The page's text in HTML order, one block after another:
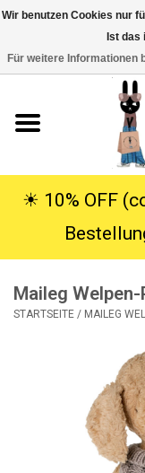
Kuscheltiere
SALE
☀︎ 10% OFF
Maileg
STARTSEITE / MAILEG
Wir benutzen Cookies nur
Ist das
Für weitere Informationen